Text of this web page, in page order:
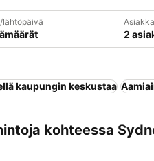
lähtöpäivä
2
kaupungin keskustaa
kohteessa